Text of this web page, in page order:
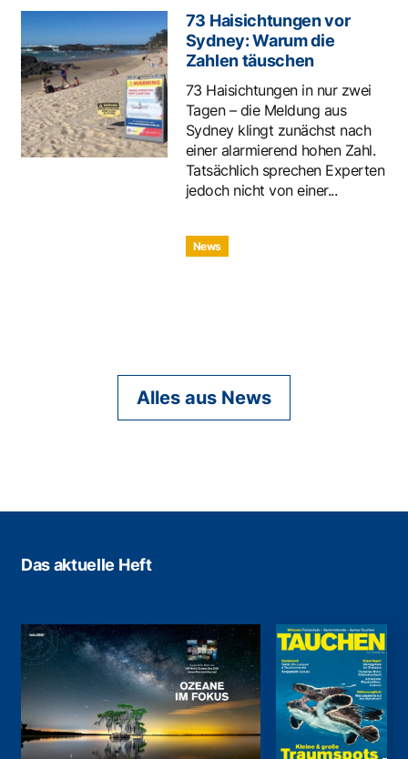
73 Haisichtungen vor
Sydney: Warum die
Zahlen täuschen
73 Haisichtungen in nur zwei
Tagen – die Meldung aus
Sydney klingt zunächst nach
einer alarmierend hohen Zahl.
Tatsächlich sprechen Experten
jedoch nicht von einer...
News
Alles aus News
Das aktuelle Heft